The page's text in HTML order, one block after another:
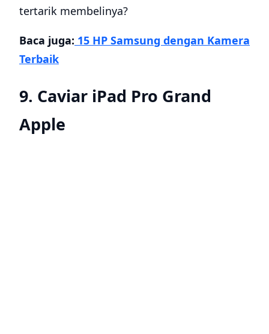
tertarik membelinya?
Baca juga: 15 HP Samsung dengan Kamera
Terbaik
9. Caviar iPad Pro Grand
Apple